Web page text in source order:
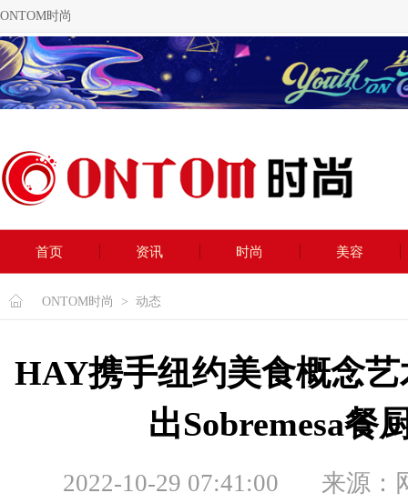
ONTOM时尚
首页 资讯 时尚 美容
ONTOM时尚 > 动态
HAY携手纽约美食概念
出Sobremesa餐
2022-10-29 07:41:00 来源：